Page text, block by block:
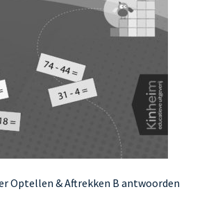
Optellen & Aftrekken B antwoorden